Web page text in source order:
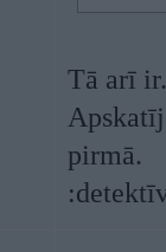
Tā arī ir.
pirmā.